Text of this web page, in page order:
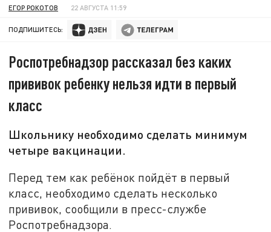
ЕГОР РОКОТОВ 22 АВГУСТА 11:59
ПОДПИШИТЕСЬ:
Роспотребнадзор рассказал без каких
прививок ребенку нельзя идти в первый
класс
Школьнику необходимо сделать минимум
четыре вакцинации.
Перед тем как ребёнок пойдёт в первый
класс, необходимо сделать несколько
прививок, сообщили в пресс-службе
Роспотребнадзора.